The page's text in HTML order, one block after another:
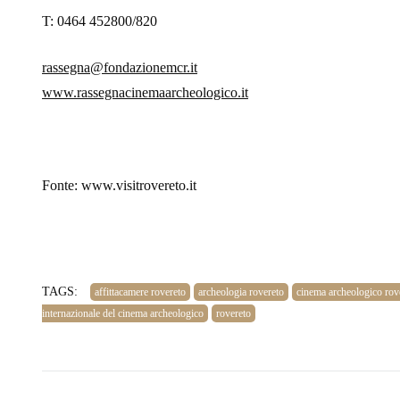
T: 0464 452800/820
rassegna@fondazionemcr.it
www.rassegnacinemaarcheologico.it
Fonte: www.visitrovereto.it
TAGS: affittacamere rovereto archeologia rovereto cinema archeologico
internazionale del cinema archeologico
rovereto